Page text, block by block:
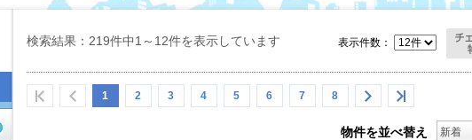
検索結果：219件中1～12件を表示しています
1 2 3 4 5 6 7 8
表示件数：
物件を並べ替え 新着